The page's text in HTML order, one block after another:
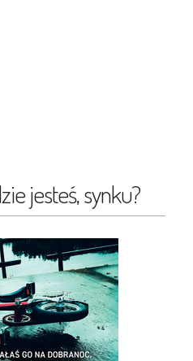
jesteś, synku?